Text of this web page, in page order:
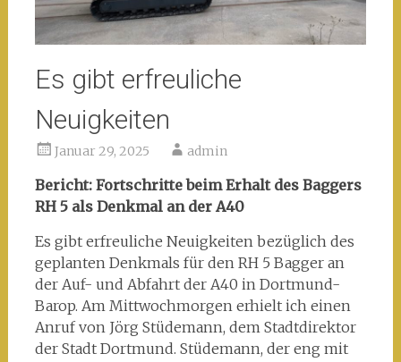
Es gibt erfreuliche
Neuigkeiten
Januar 29, 2025 admin
Bericht: Fortschritte beim Erhalt des Baggers
RH 5 als Denkmal an der A40
Es gibt erfreuliche Neuigkeiten bezüglich des
geplanten Denkmals für den RH 5 Bagger an
der Auf- und Abfahrt der A40 in Dortmund-
Barop. Am Mittwochmorgen erhielt ich einen
Anruf von Jörg Stüdemann, dem Stadtdirektor
der Stadt Dortmund. Stüdemann, der eng mit